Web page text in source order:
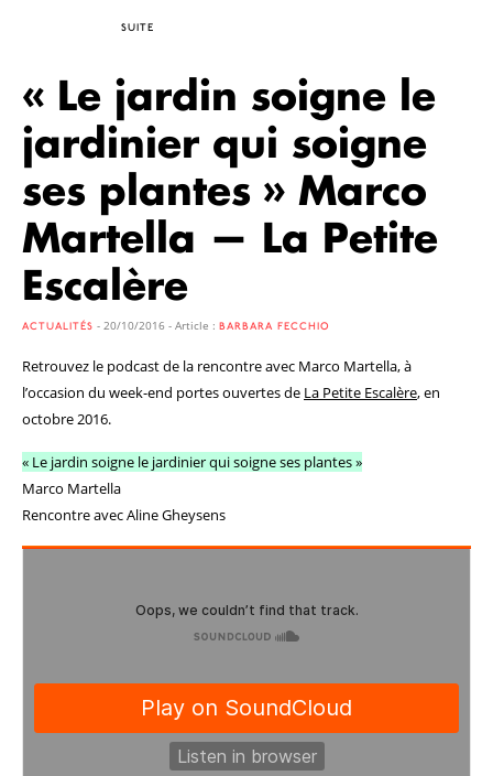
SUITE
« Le jardin soigne le
jardinier qui soigne
ses plantes » Marco
Martella — La Petite
Escalère
ACTUALITÉS - 20/10/2016 - Article : BARBARA FECCHIO
Retrouvez le podcast de la rencontre avec Marco Martella, à
l’occasion du week-end portes ouvertes de La Petite Escalère, en
octobre 2016.
« Le jardin soigne le jardinier qui soigne ses plantes »
Marco Martella
Rencontre avec Aline Gheysens